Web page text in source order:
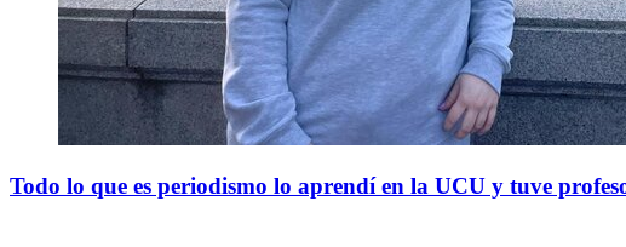
Todo lo que es periodismo lo aprendí en la UCU y tuve